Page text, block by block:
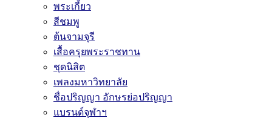
พระเกี้ยว
สีชมพู
ต้นจามจุรี
เสื้อครุยพระราชทาน
ชุดนิสิต
เพลงมหาวิทยาลัย
ชื่อปริญญา อักษรย่อปริญญา
แบรนด์จุฬาฯ